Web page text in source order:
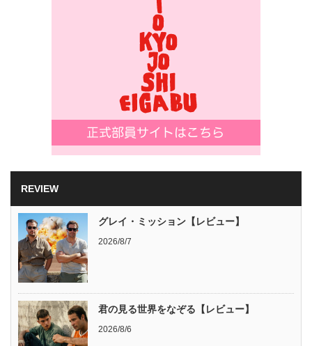
REVIEW
グレイ・ミッション【レビュー】
2026/8/7
君の見る世界をなぞる【レビュー】
2026/8/6